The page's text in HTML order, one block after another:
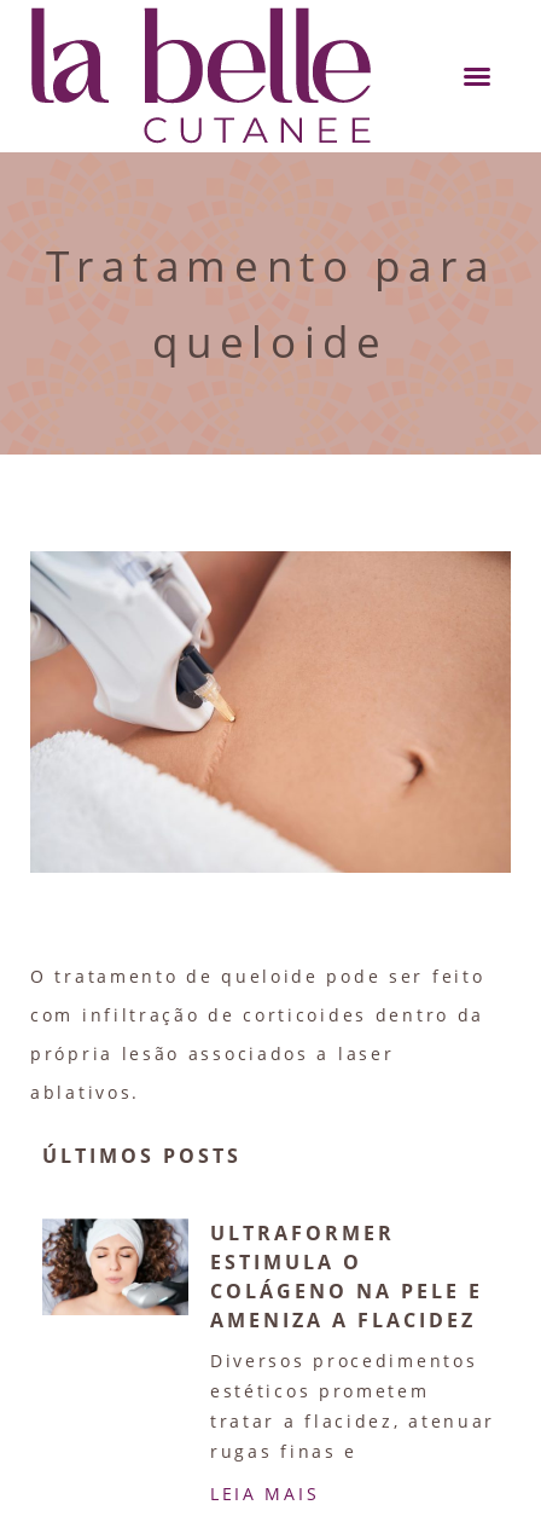
Tratamento para
queloide
O tratamento de queloide pode ser feito
com infiltração de corticoides dentro da
própria lesão associados a laser
ablativos.
ÚLTIMOS POSTS
ULTRAFORMER
ESTIMULA O
COLÁGENO NA PELE E
AMENIZA A FLACIDEZ
Diversos procedimentos
estéticos prometem
tratar a flacidez, atenuar
rugas finas e
LEIA MAIS